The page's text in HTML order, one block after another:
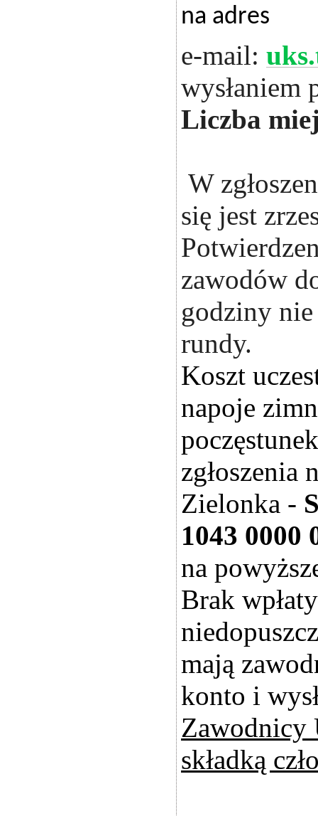
na adres
e-mail:
wysłaniem
Liczba
W
się jest
zawodów
godziny
rundy.
Koszt
napoje
zgłoszenia
Zielonka -
1043 0000
na
Brak
mają
konto i
Zawodnicy
składką